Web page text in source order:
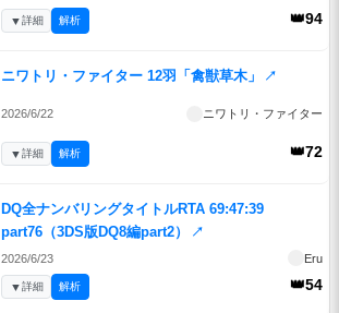
👑94
▼詳細 解析
ニワトリ・ファイター 12羽「禽獣草木」 ↗
2026/6/22 ニワトリ・ファイター
👑72
▼詳細 解析
DQ全ナンバリングタイトルRTA 69:47:39
part76（3DS版DQ8編part2）
↗
2026/6/23 Eru
👑54
▼詳細 解析